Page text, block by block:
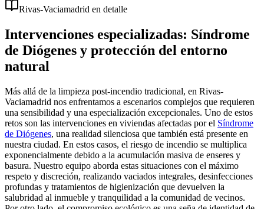
Rivas-Vaciamadrid en detalle
Intervenciones especializadas: Síndrome
de Diógenes y protección del entorno
natural
Más allá de la limpieza post-incendio tradicional, en Rivas-
Vaciamadrid nos enfrentamos a escenarios complejos que requieren
una sensibilidad y una especialización excepcionales. Uno de estos
retos son las intervenciones en viviendas afectadas por el Síndrome
de Diógenes, una realidad silenciosa que también está presente en
nuestra ciudad. En estos casos, el riesgo de incendio se multiplica
exponencialmente debido a la acumulación masiva de enseres y
basura. Nuestro equipo aborda estas situaciones con el máximo
respeto y discreción, realizando vaciados integrales, desinfecciones
profundas y tratamientos de higienización que devuelven la
salubridad al inmueble y tranquilidad a la comunidad de vecinos.